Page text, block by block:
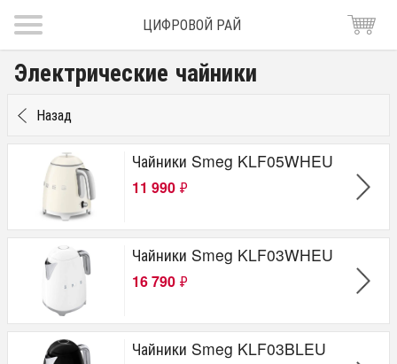
ЦИФРОВОЙ РАЙ
Электрические чайники
Назад
Чайники Smeg KLF05WHEU
11 990 ₽
Чайники Smeg KLF03WHEU
16 790 ₽
Чайники Smeg KLF03BLEU